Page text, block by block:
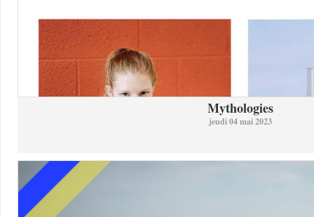
Mythologies
jeudi 04 mai 2023